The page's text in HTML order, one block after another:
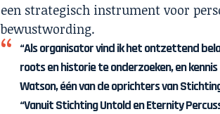
een strategisch instrument voor
bewustwording.
“Als organisator vind ik het ontzettend
roots en historie te onderzoeken, en
Watson, één van de oprichters van
“Vanuit Stichting Untold en Eternity